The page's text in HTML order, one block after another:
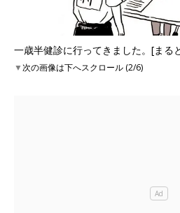
一歳半健診に行ってきました。[まる
▼次の画像は下へスクロール (2/6)